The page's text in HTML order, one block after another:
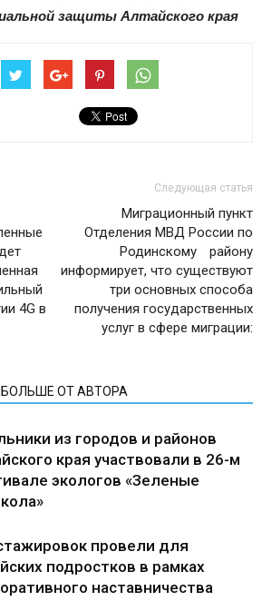
защиты Алтайского края
4G в
Следующая статья
Миграционный пункт
Отделения МВД России по
Родинскому району
информирует, что существуют
три основных способа
получения государственных
услуг в сфере миграции:
БОЛЬШЕ ОТ АВТОРА
из городов и районов
края участвовали в 26-м
экологов «Зеленые
провели для
подростков в рамках
наставничества